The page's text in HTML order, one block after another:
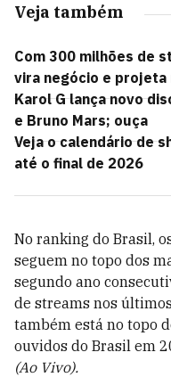
Veja também
Com 300 milhões de
vira negócio e projeta
Karol G lança novo
e Bruno Mars; ouça
Veja o calendário de
até o final de 2026
No ranking do Brasil,
seguem no topo dos
segundo ano
de streams nos
também está no topo
ouvidos do Brasil em
(Ao Vivo).